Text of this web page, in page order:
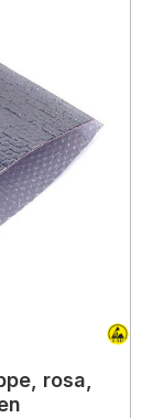
rosa,